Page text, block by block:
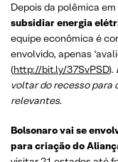
Depois da polêmica
subsidiar energia
equipe econômica é
envolvido, apenas
(http://bit.ly/37SvPSD).
voltar do recesso para
relevantes.
Bolsonaro vai se
para criação do